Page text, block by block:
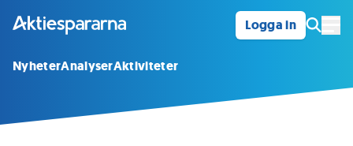
Logga in
NyheterAnalyserAktiviteter